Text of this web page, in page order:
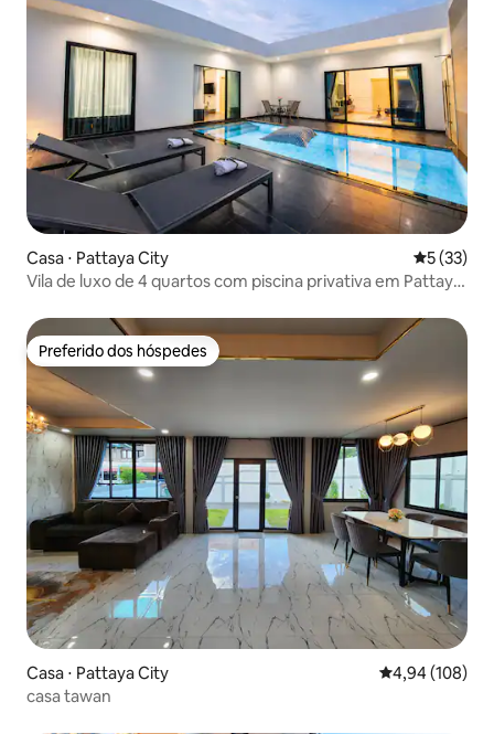
Casa ⋅ Pattaya City 5 de uma
5 (33)
Vila de luxo de 4 quartos com piscina privativa em Pattaya,
Preferido dos hóspedes
Preferido dos hóspedes
Casa ⋅ Pattaya City 4,94 de uma
4,94 (108)
casa tawan